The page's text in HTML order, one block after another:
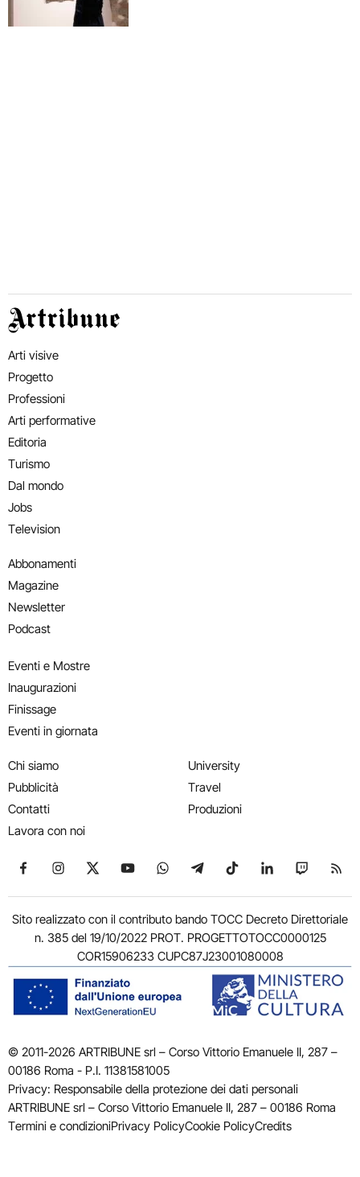
Artribune
Arti visive
Progetto
Professioni
Arti performative
Editoria
Turismo
Dal mondo
Jobs
Television
Abbonamenti
Magazine
Newsletter
Podcast
Eventi e Mostre
Inaugurazioni
Finissage
Eventi in giornata
Chi siamo
Pubblicità
Contatti
Lavora con noi
University
Travel
Produzioni
Seguici su Facebook
Seguici su Instagram
Seguici su X
Seguici su YouTube
Seguici su WhatsApp
Seguici su Telegram
Seguici su TikTok
Seguici su
Seguici
Sito realizzato con il contributo bando TOCC Decreto Direttoriale
n. 385 del 19/10/2022 PROT. PROGETTOTOCC0000125
COR15906233 CUPC87J23001080008
© 2011-2026 ARTRIBUNE srl – Corso Vittorio Emanuele II, 287 –
00186 Roma - P.I. 11381581005
Privacy: Responsabile della protezione dei dati personali
ARTRIBUNE srl – Corso Vittorio Emanuele II, 287 – 00186 Roma
Termini e condizioniPrivacy PolicyCookie PolicyCredits